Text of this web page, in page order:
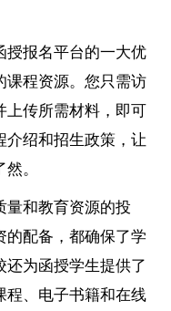
授报名平台的一大优
课程资源。您只需访
上传所需材料，即可
介绍和招生政策，让
。
量和教育资源的投
的配备，都确保了学
还为函授学生提供了
程、电子书籍和在线